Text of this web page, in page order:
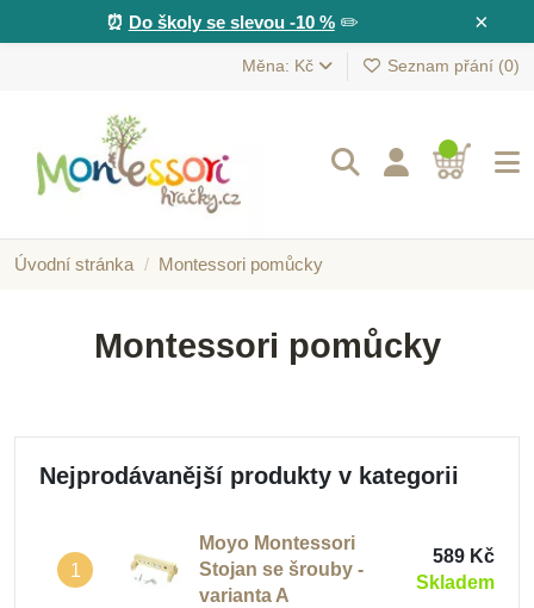
×
⏰ Do školy se slevou -10 %✏️
Měna: Kč Seznam přání (0)
Úvodní stránka Montessori pomůcky
Montessori pomůcky
Nejprodávanější produkty v kategorii
1
Moyo Montessori
Stojan se šrouby -
varianta A
589 Kč
Skladem